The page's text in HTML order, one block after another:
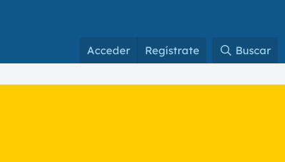
Acceder Regístrate Buscar